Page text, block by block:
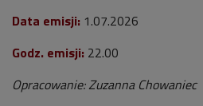
Data emisji: 1.07.2026
Godz. emisji: 22.00
Opracowanie: Zuzanna Chowaniec